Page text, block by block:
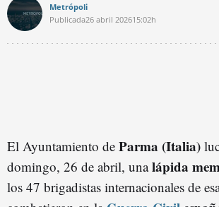
Metrópoli
Publicada26 abril 202615:02h
El Ayuntamiento de Parma (Italia)
domingo, 26 de abril, unalápida
los 47 brigadistas internacionales de